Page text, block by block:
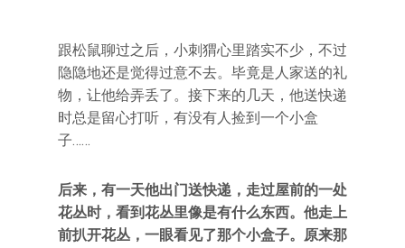
跟松鼠聊过之后，小刺猬心里踏实不少，不过
隐隐地还是觉得过意不去。毕竟是人家送的礼
物，让他给弄丢了。接下来的几天，他送快递
时总是留心打听，有没有人捡到一个小盒
子……
后来，有一天他出门送快递，走过屋前的一处
花丛时，看到花丛里像是有什么东西。他走上
前扒开花丛，一眼看见了那个小盒子。原来那